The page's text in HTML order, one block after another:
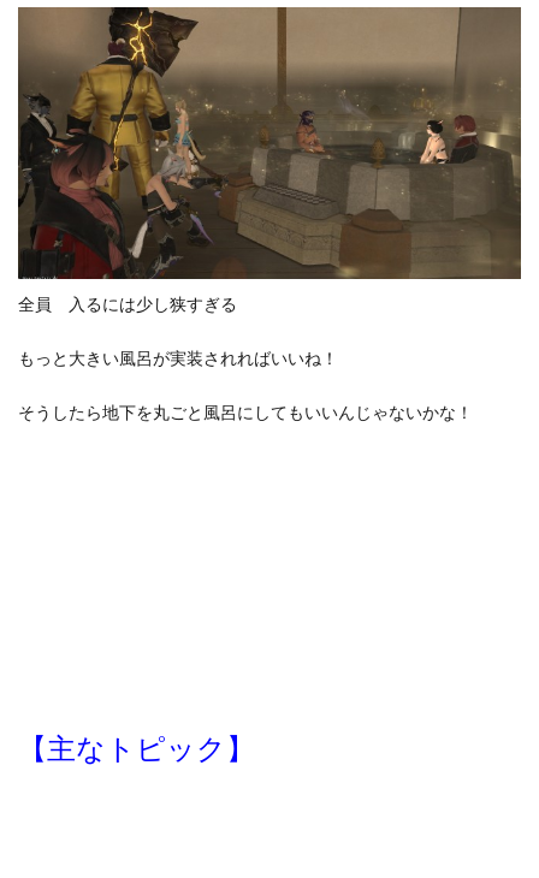
全員 入るには少し狭すぎる
もっと大きい風呂が実装されればいいね！
そうしたら地下を丸ごと風呂にしてもいいんじゃないかな！
【主なトピック】